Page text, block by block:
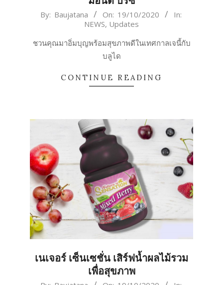
2020-
19
By: Baujatana On: 19/10/2020
In:
NEWS, Updates
ชวนคุณมาอิ่มบุญพร้อมสุขภาพดีในเทศกาลเจนี้กับ
บลูได
CONTINUE READING
เนเจอร์ เซ็นเซชั่น เสิร์ฟน้ำผลไม้รวม
เพื่อสุขภาพ